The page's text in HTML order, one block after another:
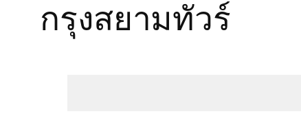
กรุงสยามทัวร์